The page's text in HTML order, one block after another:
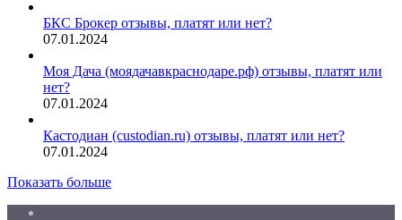
БКС Брокер отзывы, платят или нет?
07.01.2024
Моя Дача (моядачавкраснодаре.рф) отзывы, платят или
нет?
07.01.2024
Кастодиан (custodian.ru) отзывы, платят или нет?
07.01.2024
Показать больше